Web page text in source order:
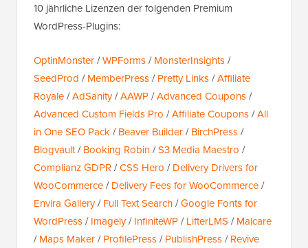
10 jährliche Lizenzen der folgenden Premium
WordPress-Plugins:
OptinMonster/WPForms/MonsterInsights/
SeedProd /MemberPress/Pretty Links/Affiliate
Royale/AdSanity/AAWP/Advanced Coupons/
Advanced Custom Fields Pro /Affiliate Coupons/All
in One SEO Pack/Beaver Builder/BirchPress/
Blogvault/Booking Robin/S3 Media Maestro /
Complianz GDPR/CSS Hero /Delivery Drivers for
WooCommerce/Delivery Fees for WooCommerce/
Envira Gallery/Full Text Search/Google Fonts for
WordPress/Imagely/InfiniteWP/LifterLMS /Malcare
/Maps Maker/ProfilePress/PublishPress/Revive